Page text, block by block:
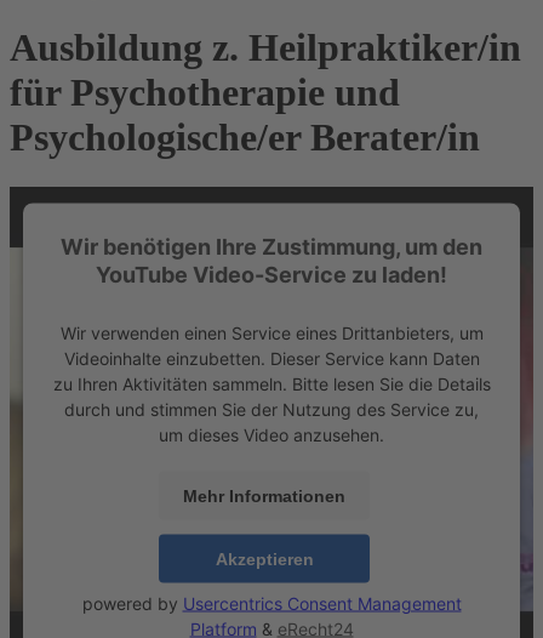
Ausbildung z. Heilpraktiker/in
für Psychotherapie und
Psychologische/er Berater/in
Wir benötigen Ihre Zustimmung, um den
YouTube Video-Service zu laden!
Wir verwenden einen Service eines Drittanbieters, um
Videoinhalte einzubetten. Dieser Service kann Daten
zu Ihren Aktivitäten sammeln. Bitte lesen Sie die Details
durch und stimmen Sie der Nutzung des Service zu,
um dieses Video anzusehen.
Mehr Informationen
Akzeptieren
powered by Usercentrics Consent Management
Platform & eRecht24